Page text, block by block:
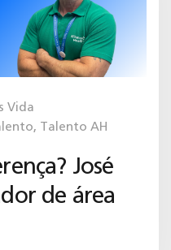
Vida
, Talento AH
José
de área